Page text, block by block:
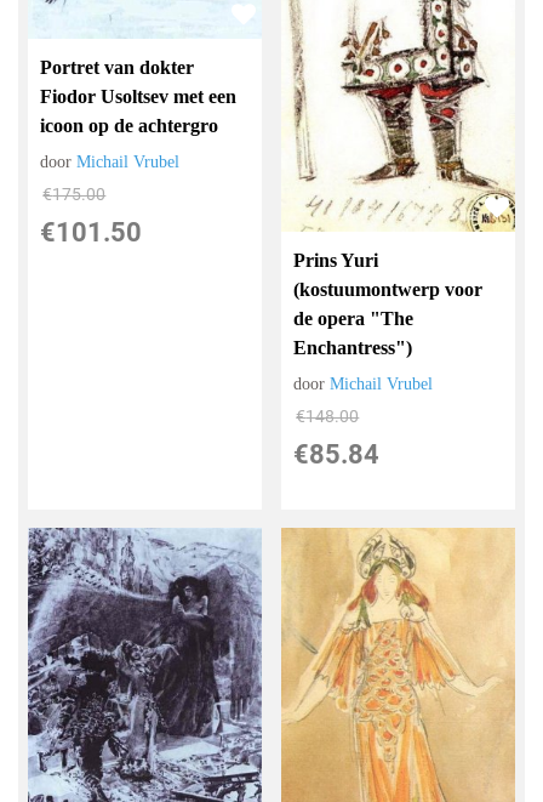
Portret van dokter
Fiodor Usoltsev met een
icoon op de achtergro
doorMichail Vrubel
€175.00
€101.50
Prins Yuri
(kostuumontwerp voor
de opera "The
Enchantress")
doorMichail Vrubel
€148.00
€85.84